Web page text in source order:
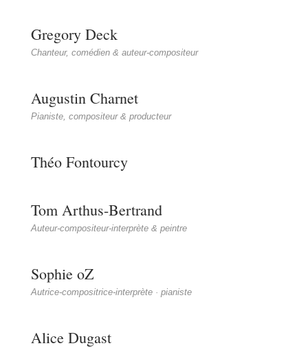
Gregory Deck
Chanteur, comédien & auteur-compositeur
Augustin Charnet
Pianiste, compositeur & producteur
Théo Fontourcy
Tom Arthus-Bertrand
Auteur-compositeur-interprète & peintre
Sophie oZ
Autrice-compositrice-interprète · pianiste
Alice Dugast